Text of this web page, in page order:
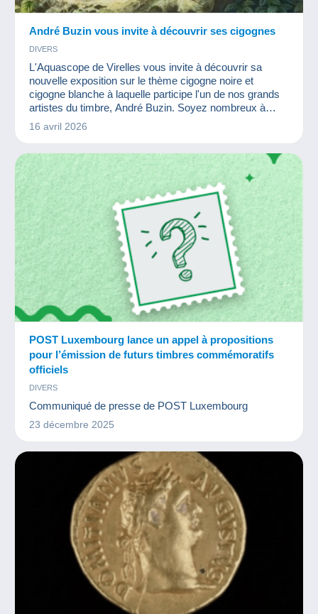
André Buzin vous invite à découvrir ses cigognes
DIVERS
L'Aquascope de Virelles vous invite à découvrir sa
nouvelle exposition sur le thème cigogne noire et
cigogne blanche à laquelle participe l'un de nos grands
artistes du timbre, André Buzin. Soyez nombreux à
venir admirer ses belles créations.
16 avril 2026
POST Luxembourg lance un appel à propositions
pour l’émission de futurs timbres commémoratifs
officiels
DIVERS
Communiqué de presse de POST Luxembourg
23 décembre 2025